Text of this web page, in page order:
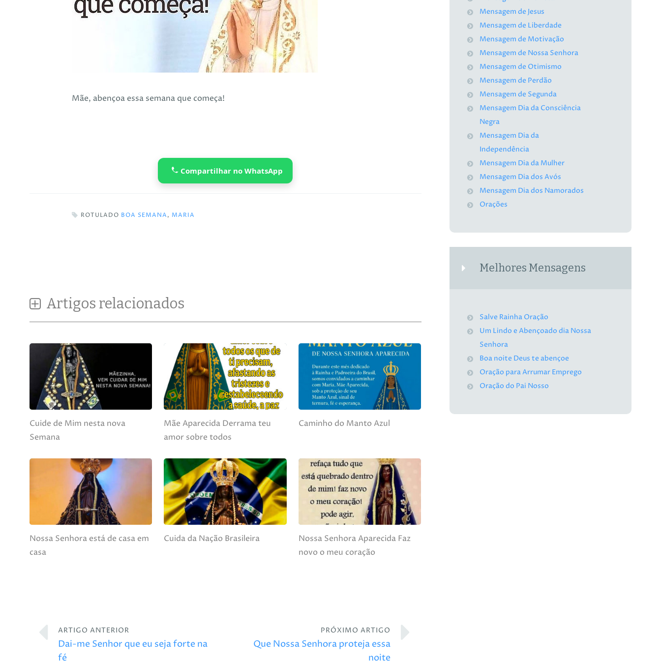
Mãe, abençoa essa semana que começa!
Compartilhar no WhatsApp
ROTULADO BOA SEMANA, MARIA
Artigos relacionados
Cuide de Mim nesta nova
Semana
Mãe Aparecida Derrama teu
amor sobre todos
Caminho do Manto Azul
Nossa Senhora está de casa em
casa
Cuida da Nação Brasileira
Nossa Senhora Aparecida Faz
novo o meu coração
ARTIGO ANTERIOR
Dai-me Senhor que eu seja forte na
fé
PRÓXIMO ARTIGO
Que Nossa Senhora proteja essa
noite
Mensagem de Jesus
Mensagem de Liberdade
Mensagem de Motivação
Mensagem de Nossa Senhora
Mensagem de Otimismo
Mensagem de Perdão
Mensagem de Segunda
Mensagem Dia da Consciência
Negra
Mensagem Dia da
Independência
Mensagem Dia da Mulher
Mensagem Dia dos Avós
Mensagem Dia dos Namorados
Orações
Melhores Mensagens
Salve Rainha Oração
Um Lindo e Abençoado dia Nossa
Senhora
Boa noite Deus te abençoe
Oração para Arrumar Emprego
Oração do Pai Nosso